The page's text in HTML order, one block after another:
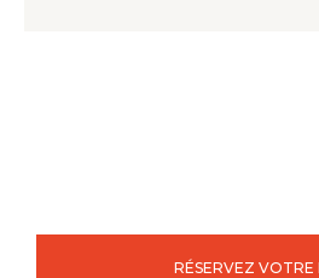
RÉSERVEZ VOTRE